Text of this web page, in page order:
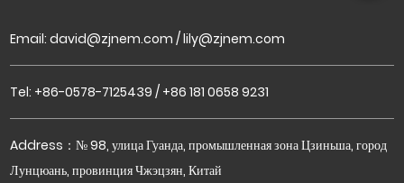
Email:david@zjnem.com /lily@zjnem.com
Tel: +86-0578-7125439 / +86 181 0658 9231
Address：№ 98, улица Гуанда, промышленная зона Цзиньша, город
Лунцюань, провинция Чжэцзян, Китай